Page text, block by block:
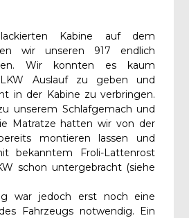
Kabine auf dem
wir unseren 917 endlich
Wir konnten es kaum
Auslauf zu geben und
in der Kabine zu verbringen.
unserem Schlafgemach und
Matratze hatten wir von der
montieren lassen und
bekanntem Froli-Lattenrost
schon untergebracht (siehe
war jedoch erst noch eine
Fahrzeugs notwendig. Ein